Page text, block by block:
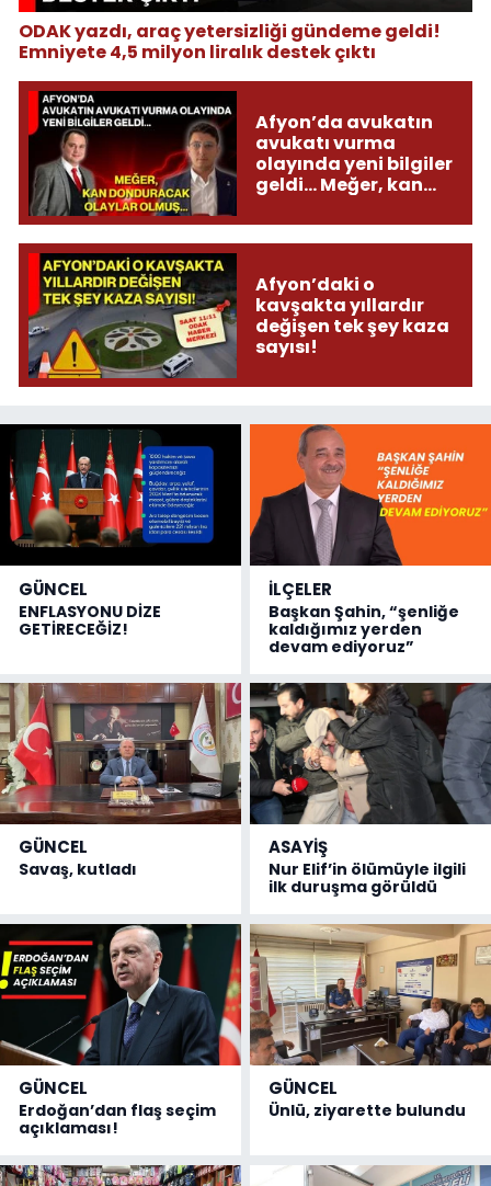
ODAK yazdı, araç yetersizliği gündeme geldi!
Emniyete 4,5 milyon liralık destek çıktı
Afyon’da avukatın
avukatı vurma
olayında yeni bilgiler
geldi... Meğer, kan
olmuş...
Afyon’daki o
kavşakta yıllardır
değişen tek şey kaza
sayısı!
GÜNCEL
ENFLASYONU DİZE
GETİRECEĞİZ!
İLÇELER
Başkan Şahin, “şenliğe
kaldığımız yerden
devam ediyoruz”
GÜNCEL
Savaş, kutladı
ASAYİŞ
Nur Elif’in ölümüyle ilgili
ilk duruşma görüldü
GÜNCEL
Erdoğan’dan flaş seçim
açıklaması!
GÜNCEL
Ünlü, ziyarette bulundu